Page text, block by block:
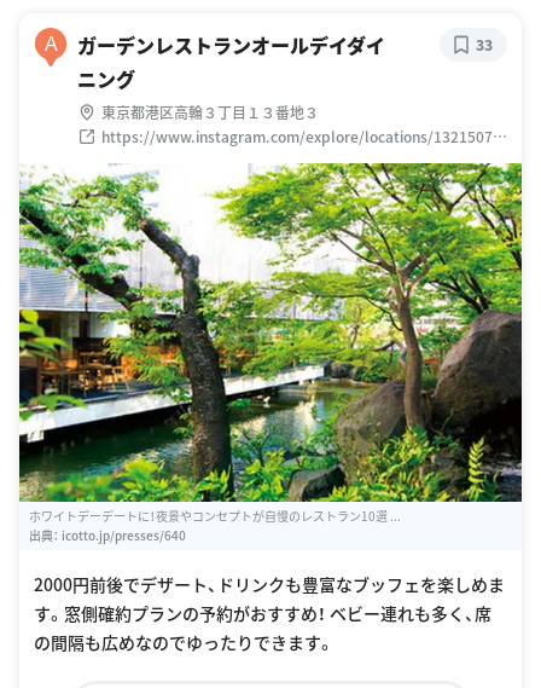
A
ガーデンレストランオールデイダイ
ニング
東京都港区高輪３丁目１３番地３
https://www.instagram.com/explore/locations/13215076
87938011
33
ホワイトデーデートに！夜景やコンセプトが自慢のレストラン10選 ...
出典： icotto.jp/presses/640
2000円前後でデザート、ドリンクも豊富なブッフェを楽しめま
す。窓側確約プランの予約がおすすめ！ ベビー連れも多く、席
の間隔も広めなのでゆったりできます。